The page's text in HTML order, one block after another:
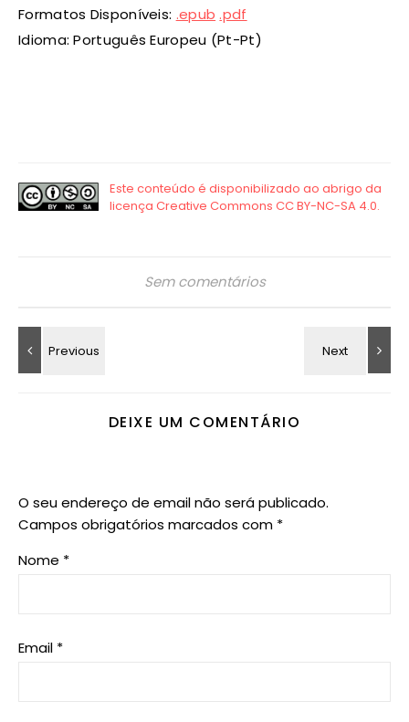
Formatos Disponíveis: .epub .pdf
Idioma: Português Europeu (Pt-Pt)
Sem comentários
DEIXE UM COMENTÁRIO
O seu endereço de email não será publicado.
Campos obrigatórios marcados com *
Nome *
Email *